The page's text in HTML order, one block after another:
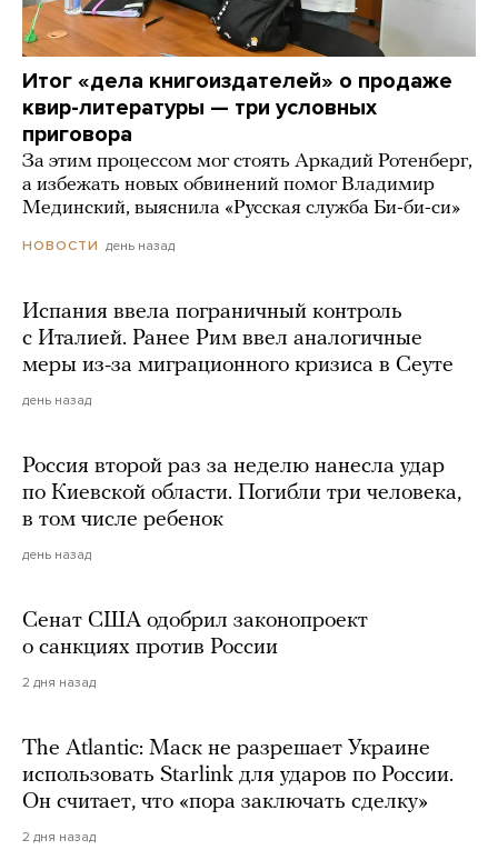
Итог «дела книгоиздателей» о продаже
квир-литературы — три условных
приговора
За этим процессом мог стоять Аркадий Ротенберг,
а избежать новых обвинений помог Владимир
Мединский, выяснила «Русская служба Би-би-си»
НОВОСТИ день назад
Испания ввела пограничный контроль
с Италией. Ранее Рим ввел аналогичные
меры из-за миграционного кризиса в Сеуте
день назад
Россия второй раз за неделю нанесла удар
по Киевской области. Погибли три человека,
в том числе ребенок
день назад
Сенат США одобрил законопроект
о санкциях против России
2 дня назад
The Atlantic: Маск не разрешает Украине
использовать Starlink для ударов по России.
Он считает, что «пора заключать сделку»
2 дня назад